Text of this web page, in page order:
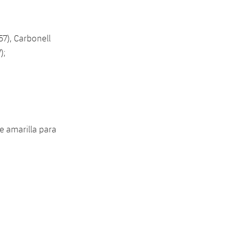
Carbonell
amarilla para